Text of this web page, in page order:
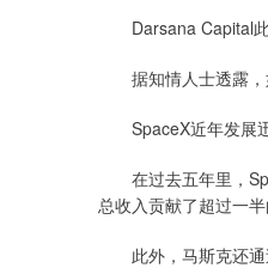
Darsana Capital此
据知情人士透露，
SpaceX近年发展
在过去五年里，
总收入贡献了超过一
此外，马斯克还通